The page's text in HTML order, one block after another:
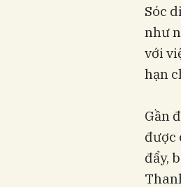
Sóc
như
với
hạn
Gần
được
đẩy,